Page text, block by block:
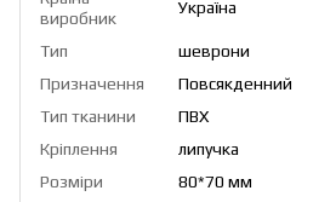
виробник
Україна
Тип
шеврони
Призначення
Повсякденний
Тип тканини
ПВХ
Кріплення
липучка
Розміри
80*70 мм